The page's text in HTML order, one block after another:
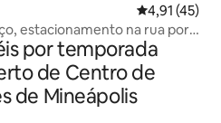
4,91 de uma
4,91 (45)
estacionamento na rua por
por temporada
de Centro de
de Mineápolis